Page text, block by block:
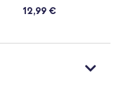
12,99 €